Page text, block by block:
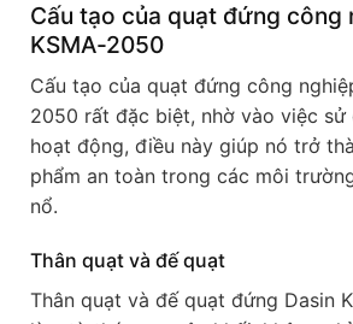
Cấu tạo của quạt đứng công
KSMA-2050
Cấu tạo của quạt đứng công
2050 rất đặc biệt, nhờ vào việc sử
hoạt động, điều này giúp nó trở
phẩm an toàn trong các môi
nổ.
Thân quạt và đế quạt
Thân quạt và đế quạt đứng Dasin